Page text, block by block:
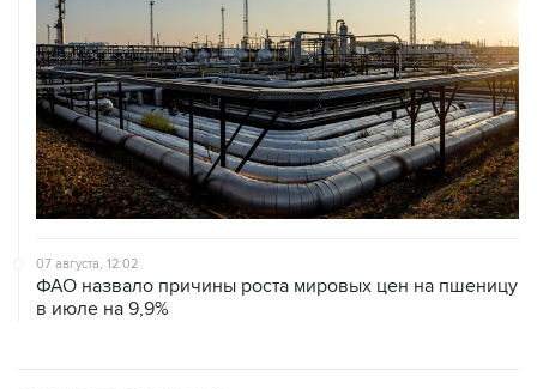
07 августа, 12:02
ФАО назвало причины роста мировых цен на пшеницу
в июле на 9,9%